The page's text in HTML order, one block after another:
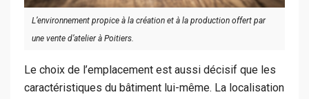
L’environnement propice à la création et à la production offert par
une vente d’atelier à Poitiers.
Le choix de l’emplacement est aussi décisif que les
caractéristiques du bâtiment lui-même. La localisation